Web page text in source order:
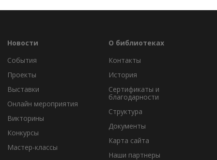
Новости
События
Проекты
Выставки
Онлайн мероприятия
Викторины
Конкурсы
Мастер-классы
О библиотеках
Контакты
История
Сертификаты и
благодарности
Структура
Документы
Карта сайта
Наши партнеры